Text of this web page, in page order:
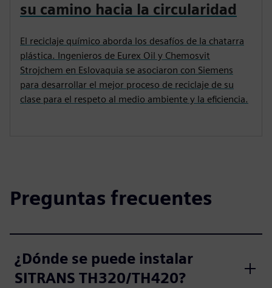
su camino hacia la circularidad
El reciclaje químico aborda los desafíos de la chatarra
plástica. Ingenieros de Eurex Oil y Chemosvit
Strojchem en Eslovaquia se asociaron con Siemens
para desarrollar el mejor proceso de reciclaje de su
clase para el respeto al medio ambiente y la eficiencia.
Preguntas frecuentes
¿Dónde se puede instalar
SITRANS TH320/TH420?